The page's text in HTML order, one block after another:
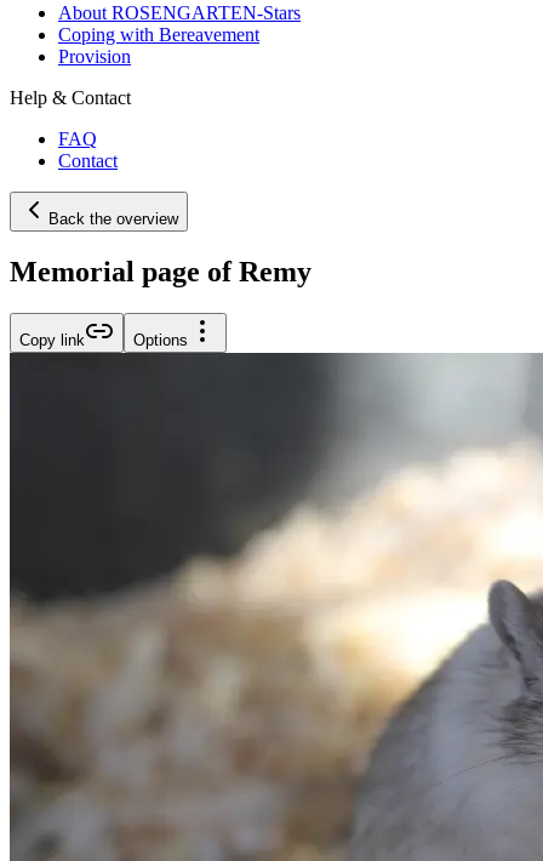
About ROSENGARTEN-Stars
Coping with Bereavement
Provision
Help & Contact
FAQ
Contact
Back the overview
Memorial page of Remy
Copy link Options